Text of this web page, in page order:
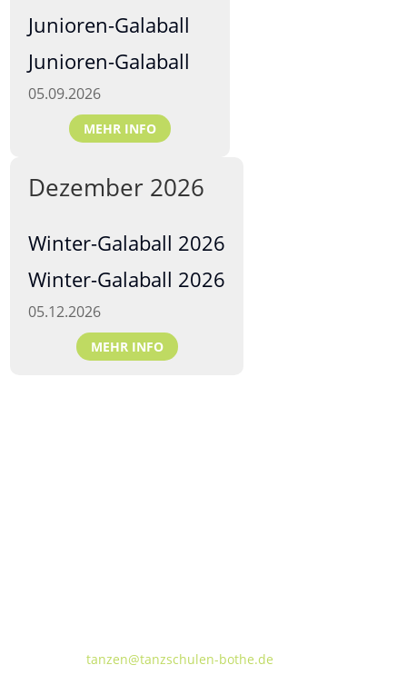
Junioren-Galaball
Junioren-Galaball
05.09.2026
MEHR INFO
Dezember 2026
Winter-Galaball 2026
Winter-Galaball 2026
05.12.2026
MEHR INFO
tanzen@tanzschulen-bothe.de